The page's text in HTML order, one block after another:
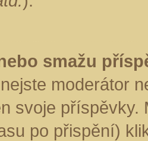
smažu
moderátor
svoje
po přispění)